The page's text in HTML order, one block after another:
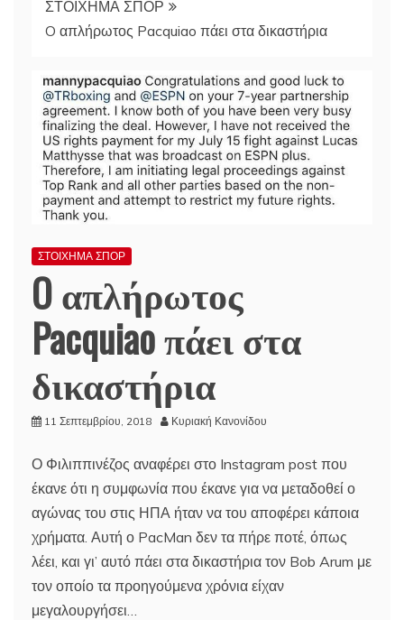
ΣΤΟΙΧΗΜΑ ΣΠΟΡ
O απλήρωτος Pacquiao πάει στα δικαστήρια
ΣΤΟΙΧΗΜΑ ΣΠΟΡ
O απλήρωτος
Pacquiao πάει στα
δικαστήρια
11 Σεπτεμβρίου, 2018 Κυριακή Κανονίδου
Ο Φιλιππινέζος αναφέρει στο Instagram post που
έκανε ότι η συμφωνία που έκανε για να μεταδοθεί ο
αγώνας του στις ΗΠΑ ήταν να του αποφέρει κάποια
χρήματα. Αυτή ο PacMan δεν τα πήρε ποτέ, όπως
λέει, και γι’ αυτό πάει στα δικαστήρια τον Bob Arum με
τον οποίο τα προηγούμενα χρόνια είχαν
μεγαλουργήσει…